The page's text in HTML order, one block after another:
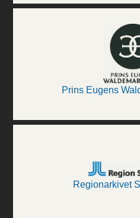
Prins Eugens
Regionarkivet